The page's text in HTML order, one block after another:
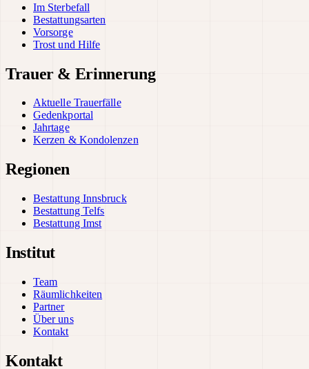
Im Sterbefall
Bestattungsarten
Vorsorge
Trost und Hilfe
Trauer & Erinnerung
Aktuelle Trauerfälle
Gedenkportal
Jahrtage
Kerzen & Kondolenzen
Regionen
Bestattung Innsbruck
Bestattung Telfs
Bestattung Imst
Institut
Team
Räumlichkeiten
Partner
Über uns
Kontakt
Kontakt